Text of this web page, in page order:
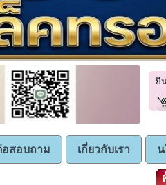
ยิ
อสอบถาม เกี่ยวกับเรา